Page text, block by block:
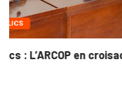
Gestion